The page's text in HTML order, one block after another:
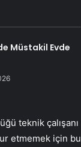
Müstakil Evde
teknik çalışanı
etmemek için bu